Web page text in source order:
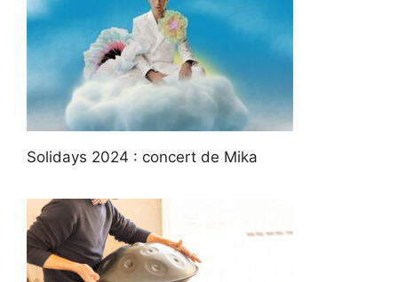
Solidays 2024 : concert de Mika